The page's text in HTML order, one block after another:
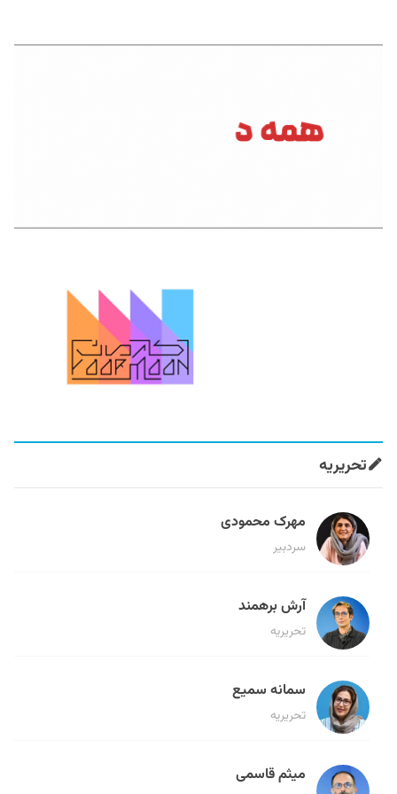
تحریریه
مهرک محمودی
سردبیر
آرش برهمند
تحریریه
سمانه سمیع
تحریریه
میثم قاسمی